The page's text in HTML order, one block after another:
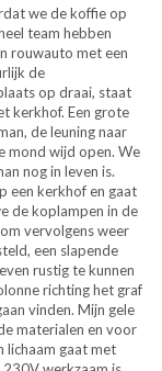
we de koffie op
team hebben
rouwauto met een
de
op draai, staat
kerkhof. Een grote
de leuning naar
mond wijd open. We
nog in leven is.
een kerkhof en gaat
de koplampen in de
vervolgens weer
een slapende
rustig te kunnen
richting het graf
vinden. Mijn gele
materialen en voor
lichaam gaat met